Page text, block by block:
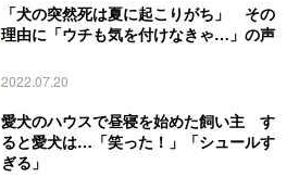
「犬の突然死は夏に起こりがち」 その
理由に「ウチも気を付けなきゃ…」の声
2022.07.20
愛犬のハウスで昼寝を始めた飼い主 す
ると愛犬は…「笑った！」「シュールす
ぎる」